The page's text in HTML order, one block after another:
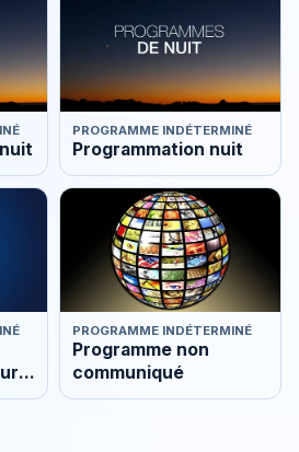
PROGRAMME INDÉTERMINÉ
Programmation nuit
PROGRAMME INDÉTERMINÉ
Programme non
communiqué